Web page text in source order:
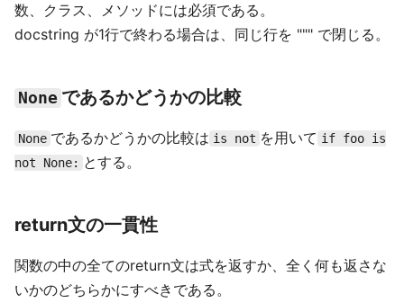
数、クラス、メソッドには必須である。
docstring が1行で終わる場合は、同じ行を """ で閉じる。
None であるかどうかの比較
None であるかどうかの比較は is not を用いて if foo is
not None: とする。
return文の一貫性
関数の中の全てのreturn文は式を返すか、全く何も返さな
いかのどちらかにすべきである。